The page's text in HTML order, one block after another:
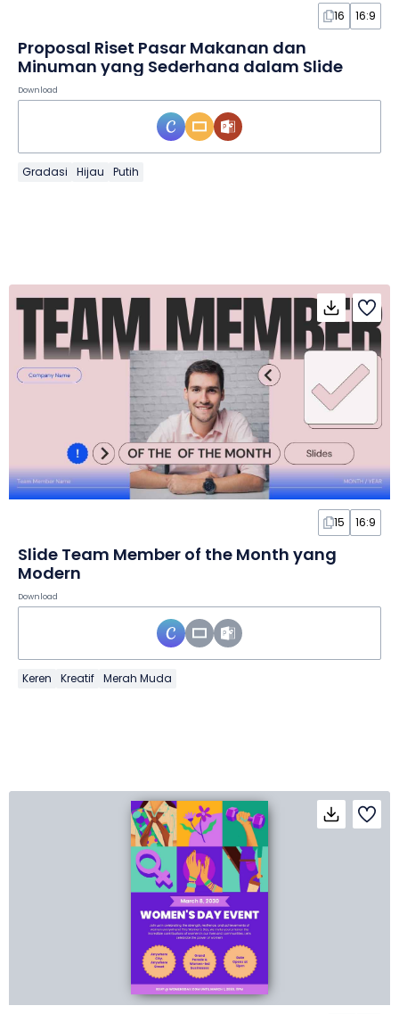
16 16:9
Proposal Riset Pasar Makanan dan
Minuman yang Sederhana dalam Slide
Download
Gradasi Hijau Putih
15 16:9
Slide Team Member of the Month yang
Modern
Download
Keren Kreatif Merah Muda